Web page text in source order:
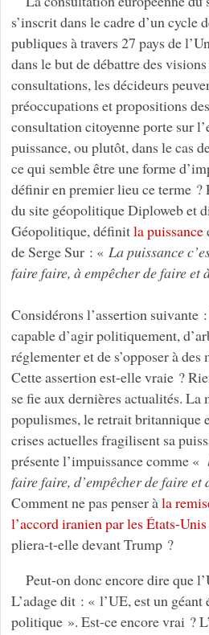
s’inscrit dans le cadre d’un cycle
publiques à travers 27 pays de
dans le but de débattre des
consultations, les décideurs
préoccupations et propositions
consultation citoyenne porte sur
puissance, ou plutôt, dans le cas
ce qui semble être une forme
définir en premier lieu ce terme ?
du site géopolitique Diploweb et
Géopolitique, définitla puissance
de Serge Sur : « La puissance
faire faire, à empêcher de faire et
Considérons l’assertion suivante
capable d’agir politiquement,
réglementer et de s’opposer à
Cette assertion est-elle vraie ?
se fie aux dernières actualités. La
populismes, le retrait britannique
crises actuelles fragilisent sa
présente l’impuissancecomme «
faire faire, d’empêcher de faire et
Comment ne pas penser àla
l’accord iranien par les États-
pliera-t-elle devant Trump ?
Peut-on donc encore dire que
L’adage dit : « l’UE, est un
politique ». Est-ce encore vrai ?